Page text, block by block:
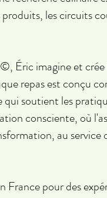
les circuits
Éric imagine et crée
repas est conçu
qui soutient les
consciente, où
au service
pour des